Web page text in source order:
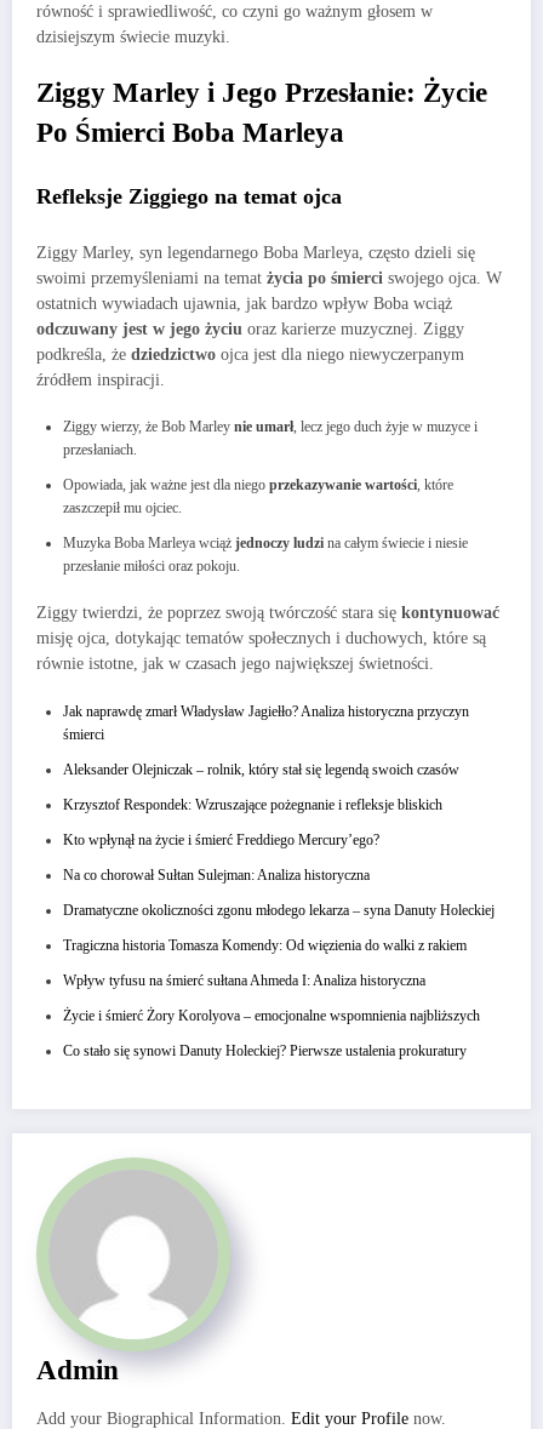
równość i sprawiedliwość, co czyni go ważnym głosem w
dzisiejszym świecie muzyki.
Ziggy Marley i Jego Przesłanie: Życie
Po Śmierci Boba Marleya
Refleksje Ziggiego na temat ojca
Ziggy Marley, syn legendarnego Boba Marleya, często dzieli się
swoimi przemyśleniami na temat życia po śmierci swojego ojca. W
ostatnich wywiadach ujawnia, jak bardzo wpływ Boba wciąż
odczuwany jest w jego życiu oraz karierze muzycznej. Ziggy
podkreśla, że dziedzictwo ojca jest dla niego niewyczerpanym
źródłem inspiracji.
Ziggy wierzy, że Bob Marley nie umarł, lecz jego duch żyje w muzyce i
przesłaniach.
Opowiada, jak ważne jest dla niego przekazywanie wartości, które
zaszczepił mu ojciec.
Muzyka Boba Marleya wciąż jednoczy ludzi na całym świecie i niesie
przesłanie miłości oraz pokoju.
Ziggy twierdzi, że poprzez swoją twórczość stara się kontynuować
misję ojca, dotykając tematów społecznych i duchowych, które są
równie istotne, jak w czasach jego największej świetności.
Jak naprawdę zmarł Władysław Jagiełło? Analiza historyczna przyczyn
śmierci
Aleksander Olejniczak – rolnik, który stał się legendą swoich czasów
Krzysztof Respondek: Wzruszające pożegnanie i refleksje bliskich
Kto wpłynął na życie i śmierć Freddiego Mercury’ego?
Na co chorował Sułtan Sulejman: Analiza historyczna
Dramatyczne okoliczności zgonu młodego lekarza – syna Danuty Holeckiej
Tragiczna historia Tomasza Komendy: Od więzienia do walki z rakiem
Wpływ tyfusu na śmierć sułtana Ahmeda I: Analiza historyczna
Życie i śmierć Żory Korolyova – emocjonalne wspomnienia najbliższych
Co stało się synowi Danuty Holeckiej? Pierwsze ustalenia prokuratury
Admin
Add your Biographical Information. Edit your Profile now.